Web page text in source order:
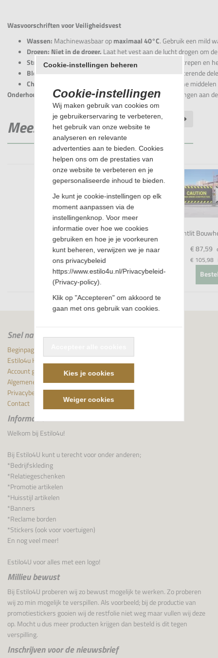
Wasvoorschriften voor Veiligheidsvest
Wassen: Machinewasbaar opmaximaal 40°C. Gebruik een mild
Drogen: Niet in de droger. Laat het vest aan de lucht drogen om
Strijken:Niet strijken.Warmte kan de reflecterende strepen en
Bleken:
Dit kan het materiaal en de reflecterende
Chemisch reinigen:
Chemische
Onderhoudstip:Controleer het vest regelmatig op beschadigingen aan
Meest bekeken producten
Frontlit
€ 87,59
€ 105,98
Snel naar
Beginpagina
Estilo4u Helpt & Inspireert
Account gegevens
Algemene voorwaarden
Privacybeleid (Privacy policy)
Contact
Informatie
Welkom bij Estilo4u!
Bij Estilo4U kunt u terecht voor onder anderen;
*Bedrijfskleding
*Relatiegeschenken
*Promotie artikelen
*Huisstijl artikelen
*Banners
*Reclame borden
*Stickers (ook voor voertuigen)
En nog veel meer!
Estilo4U voor alles met een logo!
Millieu bewust
Bij Estilo4U proberen wij zo bewust mogelijk te werken. Zo proberen
wij zo min mogelijk te verspillen. Als voorbeeld; bij de productie van
promotiestickers gooien wij de restfolie niet weg maar vullen wij deze
op. Mocht u dus meer producten krijgen dan besteld is dit tegen
verspilling.
Inschrijven voor de nieuwsbrief
Cookie-instellingen beheren
Cookie-instellingen
Wij maken gebruik van cookies om
je gebruikerservaring te verbeteren,
het gebruik van onze website te
analyseren en relevante
advertenties aan te bieden. Cookies
helpen ons om de prestaties van
onze website te verbeteren en je
gepersonaliseerde inhoud te bieden.
Je kunt je cookie-instellingen op elk
moment aanpassen via de
instellingenknop. Voor meer
informatie over hoe we cookies
gebruiken en hoe je je voorkeuren
kunt beheren, verwijzen we je naar
ons privacybeleid
https://www.estilo4u.nl/Privacybeleid-
(Privacy-policy).
Klik op "Accepteren" om akkoord te
gaan met ons gebruik van cookies.
Kies je cookies
Weiger cookies